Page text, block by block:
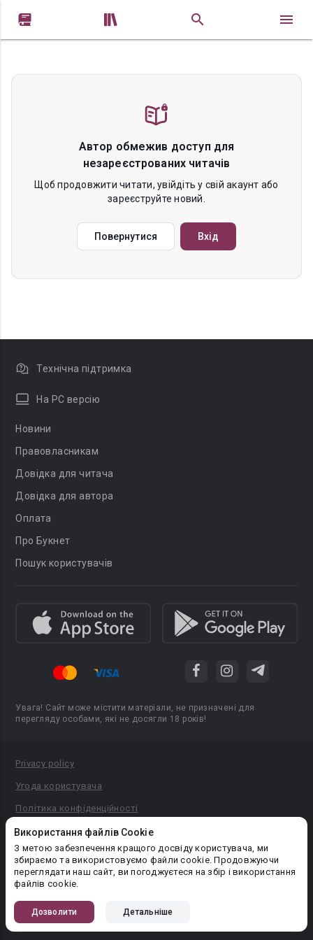
 
Автор обмежив доступ для
незареєстрованих читачів
Щоб продовжити читати, увійдіть у свій акаунт або
зареєструйте новий.
Повернутися Вхід
Використання файлів Cookie
З метою забезпечення кращого досвіду користувача, ми
збираємо та використовуємо файли cookie. Продовжуючи
переглядати наш сайт, ви погоджуєтеся на збір і використання
файлів cookie.
Дозволити Детальніше
Технічна підтримка
На PC версію
Новини
Правовласникам
Довідка для читача
Довідка для автора
Оплата
Про Букнет
Пошук користувачів
Увага! Сайт може містити матеріали, не призначені для
перегляду особами, які не досягли 18 років!
Privacy policy
Угода користувача
Політика конфіденційності
Правила публікації авторського контенту
PR-вiддiл: pr@booknet.com
© 2026 Booknet. Всі права захищено.
Narva mnt 5, Tallinn 10117, Естонія